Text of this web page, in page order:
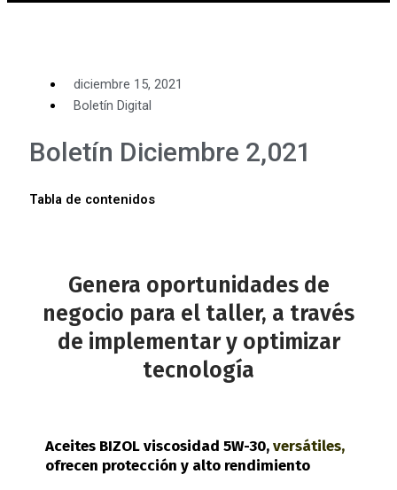
diciembre 15, 2021
Boletín Digital
Boletín Diciembre 2,021
Tabla de contenidos
Genera oportunidades de
negocio para el taller​, a través
de implementar y optimizar
tecnología
Aceites BIZOL viscosidad 5W-30,versátiles,
ofrecen protección y alto rendimiento